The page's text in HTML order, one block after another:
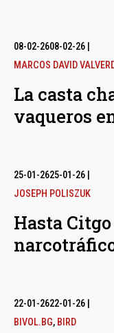
08-02-2608-02-26
MARCOS DAVID
La casta
vaqueros
25-01-2625-01-26
JOSEPH POLISZUK
Hasta
22-01-2622-01-26
BIVOL.BG, BIRD